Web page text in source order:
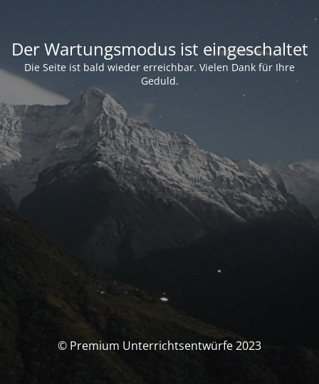
Der Wartungsmodus ist eingeschaltet
Die Seite ist bald wieder erreichbar. Vielen Dank für Ihre
Geduld.
© Premium Unterrichtsentwürfe 2023